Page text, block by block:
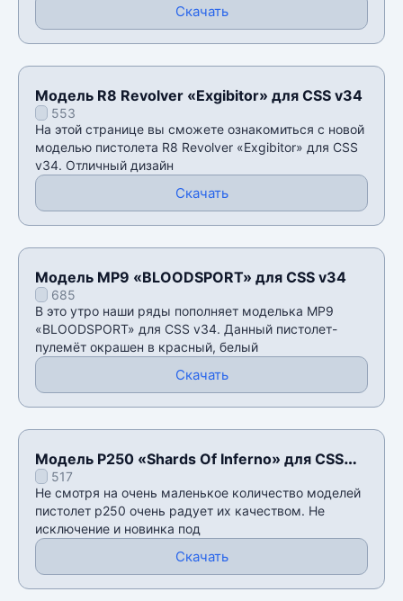
Скачать
Модель R8 Revolver «Exgibitor» для CSS v34
553
На этой странице вы сможете ознакомиться с новой
моделью пистолета R8 Revolver «Exgibitor» для CSS
v34. Отличный дизайн
Скачать
Модель MP9 «BLOODSPORT» для CSS v34
685
В это утро наши ряды пополняет моделька MP9
«BLOODSPORT» для CSS v34. Данный пистолет-
пулемёт окрашен в красный, белый
Скачать
Модель P250 «Shards Of Inferno» для CSS
v34517
Не смотря на очень маленькое количество моделей
пистолет p250 очень радует их качеством. Не
исключение и новинка под
Скачать